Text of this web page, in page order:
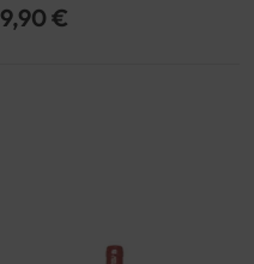
9,90 €